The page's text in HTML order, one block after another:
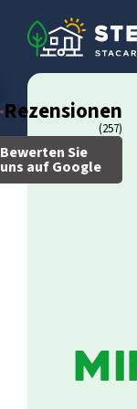
Rezensionen
(257)
Bewerten Sie
uns auf Google